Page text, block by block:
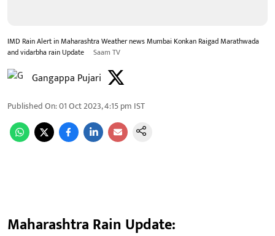
IMD Rain Alert in Maharashtra Weather news Mumbai Konkan Raigad Marathwada
and vidarbha rain Update
Saam TV
Gangappa Pujari
Published On:01 Oct 2023, 4:15 pm IST
Maharashtra Rain Update: